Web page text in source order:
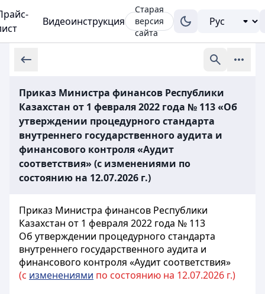
Видеоинструкция
Старая
версия
сайта
Приказ Министра финансов Республики
Казахстан от 1 февраля 2022 года № 113 «Об
утверждении процедурного стандарта
внутреннего государственного аудита и
финансового контроля «Аудит
соответствия» (с изменениями по
состоянию на 12.07.2026 г.)
Приказ Министра финансов Республики
Казахстан от 1 февраля 2022 года № 113
Об утверждении процедурного стандарта
внутреннего государственного аудита и
финансового контроля «Аудит соответствия»
(с изменениями по состоянию на 12.07.2026 г.)